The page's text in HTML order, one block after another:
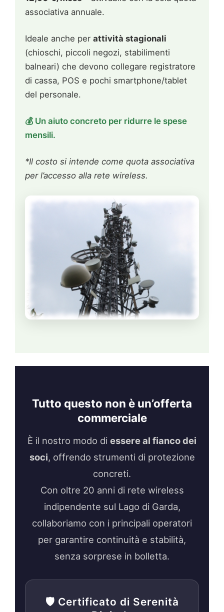
associativa annuale.
Ideale anche per attività stagionali
(chioschi, piccoli negozi, stabilimenti
balneari) che devono collegare registratore
di cassa, POS e pochi smartphone/tablet
del personale.
💰 Un aiuto concreto per ridurre le spese
mensili.
*Il costo si intende come quota associativa
per l’accesso alla rete wireless.
Tutto questo non è un’offerta
commerciale
È il nostro modo di essere al fianco dei
soci, offrendo strumenti di protezione
concreti.
Con oltre 20 anni di rete wireless
indipendente sul Lago di Garda,
collaboriamo con i principali operatori
per garantire continuità e stabilità,
senza sorprese in bolletta.
🛡️ Certificato di Serenità